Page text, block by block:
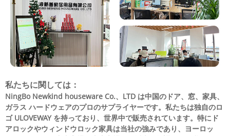
私たちに関しては：
NingBo Newkind houseware Co.、LTD は中国のドア、窓、家具、
ガラス ハードウェアのプロのサプライヤーです。私たちは独自のロ
ゴ ULOVEWAY を持っており、世界中で販売されています。特にド
アロックやウィンドウロック家具は当社の強みであり、ヨーロッ